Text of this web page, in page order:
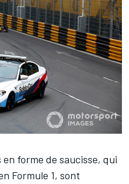
forme de saucisse, qui
Formule 1, sont